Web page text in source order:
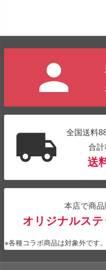
全国送料
合
送
本店で商
オリジナルス
※各種コラボ商品は対象外です。